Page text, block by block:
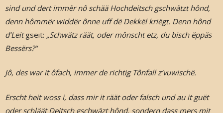
sind und dert immër nô schää Hochdeitsch gschwätzt hônd,
denn hômmër widdër ônne uff dë Dekkël kriëgt. Denn hônd
d’Leitgseit: „Schwätz räät, oder mônscht etz, du bisch ëppäs
Bessërs?“
Jô, des war it ôfach, immer de richtig Tônfall z’vuwischë.
Erscht heit woss i, dass mir it räät oder falsch und au it guët
oder schläät Deitsch gschwäzt hônd, sondern dass mers mit